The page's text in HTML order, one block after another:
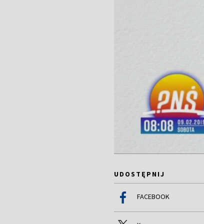
UDOSTĘPNIJ
FACEBOOK